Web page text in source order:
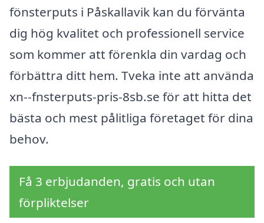
fönsterputs i Påskallavik kan du förvänta
dig hög kvalitet och professionell service
som kommer att förenkla din vardag och
förbättra ditt hem. Tveka inte att använda
xn--fnsterputs-pris-8sb.se för att hitta det
bästa och mest pålitliga företaget för dina
behov.
Få 3 erbjudanden, gratis och utan
förpliktelser